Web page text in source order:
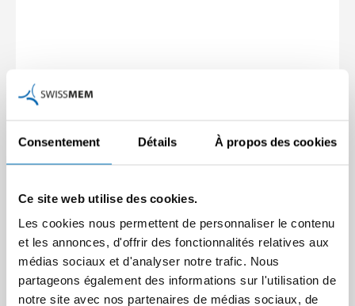
Consentement Détails À propos des cookies
Ce site web utilise des cookies.
Les cookies nous permettent de personnaliser le contenu
et les annonces, d'offrir des fonctionnalités relatives aux
médias sociaux et d'analyser notre trafic. Nous
partageons également des informations sur l'utilisation de
notre site avec nos partenaires de médias sociaux, de